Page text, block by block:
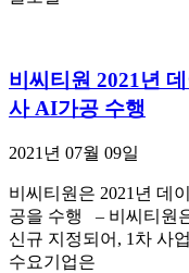
비씨티원 2021년
사 AI가공 수행
2021년 07월 09일
비씨티원은 2021년 데
공을 수행 – 비씨티원
신규 지정되어, 1차 사
수요기업은